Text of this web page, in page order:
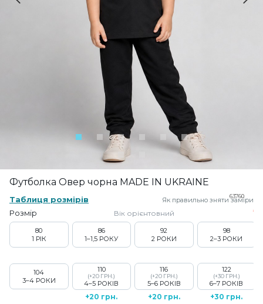
Футболка Овер чорна MADE IN UKRAINE
63760
Таблиця розмірів Як правильно зняти заміри
Розмір Вік орієнтовний
80
1 РІК
86
1–1,5 РОКУ
92
2 РОКИ
98
2–3 РОКИ
104
3–4 РОКИ
110
(+20 ГРН.)
4–5 РОКІВ
+20 грн.
116
(+20 ГРН.)
5–6 РОКІВ
+20 грн.
122
(+30 ГРН.)
6–7 РОКІВ
+30 грн.